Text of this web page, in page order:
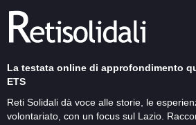
La testata online di approfondimento
ETS
Reti Solidali dà voce alle storie, le
volontariato, con un focus sul Lazio.